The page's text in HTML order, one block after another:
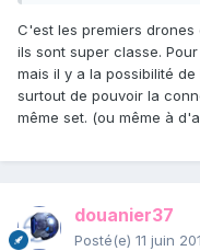
C'est les premiers
ils sont super classe.
mais il y a la possibilité
surtout de pouvoir la
même set. (ou même à
douanier37
Posté(e) 11 juin